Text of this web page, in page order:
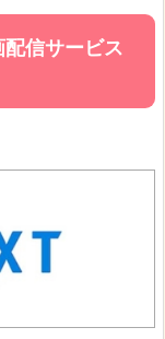
信サービス